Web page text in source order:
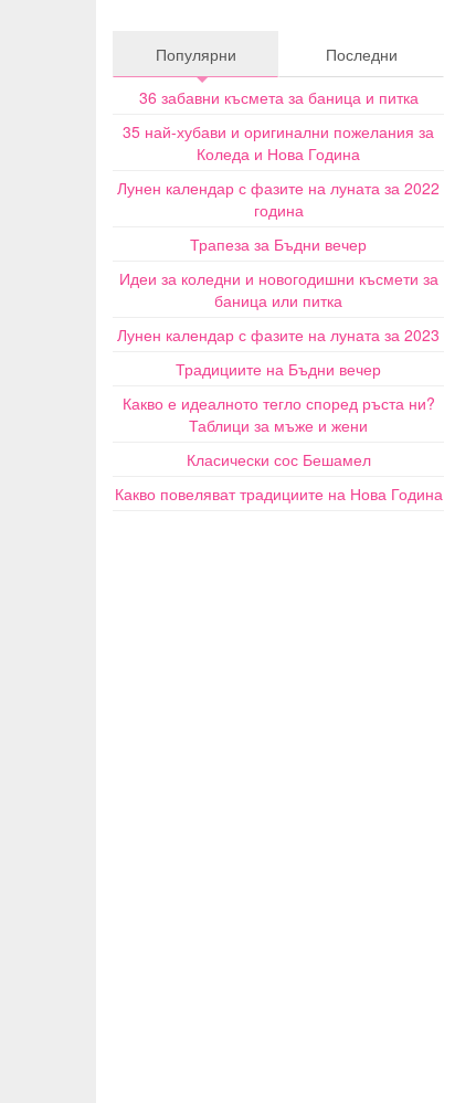
Популярни
Последни
36 забавни късмета за баница и питка
35 най-хубави и оригинални пожелания за
Коледа и Нова Година
Лунен календар с фазите на луната за 2022
година
Трапеза за Бъдни вечер
Идеи за коледни и новогодишни късмети за
баница или питка
Лунен календар с фазите на луната за 2023
Традициите на Бъдни вечер
Какво е идеалното тегло според ръста ни?
Таблици за мъже и жени
Класически сос Бешамел
Какво повеляват традициите на Нова Година